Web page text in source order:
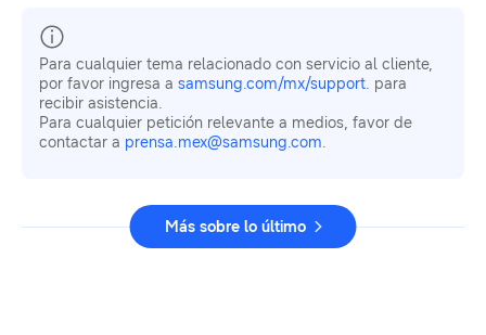
Para cualquier tema relacionado con servicio al cliente,
por favor ingresa a samsung.com/mx/support. para
recibir asistencia.
Para cualquier petición relevante a medios, favor de
contactar a prensa.mex@samsung.com.
Más sobre lo último